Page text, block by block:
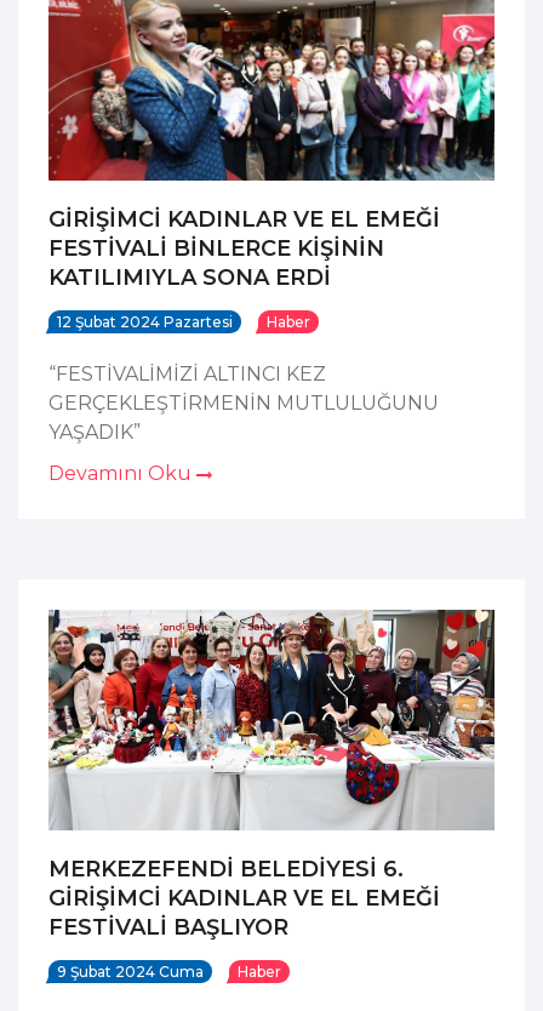
GİRİŞİMCİ KADINLAR VE EL EMEĞİ
FESTİVALİ BİNLERCE KİŞİNİN
KATILIMIYLA SONA ERDİ
12 Şubat 2024 Pazartesi Haber
“FESTİVALİMİZİ ALTINCI KEZ
GERÇEKLEŞTİRMENİN MUTLULUĞUNU
YAŞADIK”
Devamını Oku
MERKEZEFENDİ BELEDİYESİ 6.
GİRİŞİMCİ KADINLAR VE EL EMEĞİ
FESTİVALİ BAŞLIYOR
9 Şubat 2024 Cuma Haber